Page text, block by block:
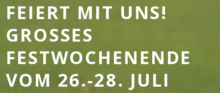
FEIERT MIT UNS!
GROSSES F
ESTWOCHENENDE V
OM 26.-28. JULI